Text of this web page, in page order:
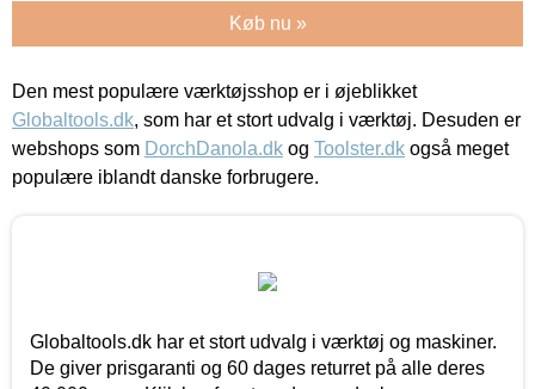
Køb nu »
Den mest populære værktøjsshop er i øjeblikket
Globaltools.dk, som har et stort udvalg i værktøj. Desuden er
webshops som DorchDanola.dk og Toolster.dk også meget
populære iblandt danske forbrugere.
Globaltools.dk har et stort udvalg i værktøj og maskiner.
De giver prisgaranti og 60 dages returret på alle deres